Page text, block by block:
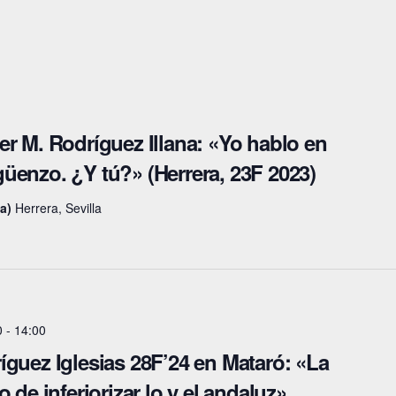
M. Rodríguez Illana: «Yo hablo en
¿Y tú?» (Herrera, 23F 2023)
Herrera, Sevilla
Iglesias 28F’24 en Mataró: «La
- 14:00